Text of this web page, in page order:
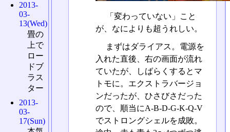
「変わっていない」こと
が、なによりも超うれしい。
まずはダライアス。電源を
入れた直後、右の画面が流れ
ていたが、しばらくするとマ
トモに。エクストラバージョ
ンだったが、ひさびさだった
ので、順当にA-B-D-G-K-Q-V
でストロングシェルを成敗。
2013-
03-
13(Wed)
畳の
上で
ロー
ドブ
ラス
ター
2013-
03-
17(Sun)